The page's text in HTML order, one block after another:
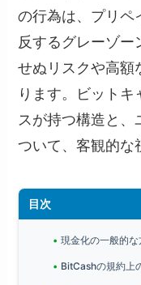
の行為は、プリペ
反するグレーゾー
せぬリスクや高額
ります。ビット
スが持つ構造と、
ついて、客観的な
目次
現金化の一般的な
BitCashの規約上